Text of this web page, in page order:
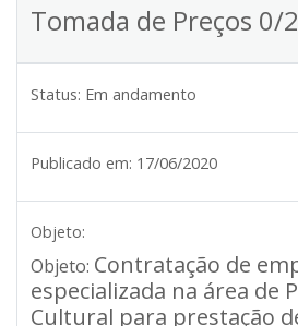
Tomada de Preços 0/
Status: Em andamento
Publicado em: 17/06/2020
Objeto:
Objeto: Contratação de
especializada na área de
Cultural para prestação